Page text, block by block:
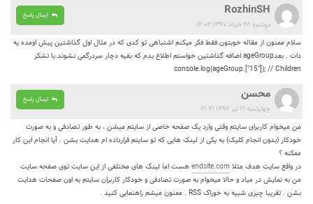
ارسال پاسخ RozhinSH
دوشنبه ۲۸ خرداد ۱۳۹۷ ۱۲:۰۳
سلام ممنون از مقاله خوبتون.فقط فکر میکنم اشتباهی تو کدی که در مثال اول گذاشتین پیش اومده یه
دات . بعدageGroup اضافه گذاشتین خواستم اطلاع بدم که بقیه دچار سردرگمی نشوند.با تشکر
console.log(ageGroup.["15"]); // Children
ارسال پاسخ محسن
چهارشنبه ۲۱ تیر ۱۳۹۶ ۲۱:۳۱
من میخوام کاربرای سایتم وقتی وارد یک صفحه خاصی از سایتم میشن ، به طور تصادفی و به صورت
خودکار (بدون انجام کلیک) به یکی از لینک هایی که تو سایتم قرارداده ام هدایت بشن . آیا انجام این کار
ممکنه ؟
در واقع سایت هدف مثلا endsite.com هست اما لینک های مختلفی از این سایت توی صفحه سایت
من به نمایش در میاد و حالا میخوام به صورت تصادفی و خودکار کاربران سایتم به اون صفحات هدایت
بشن . تقریبا چیزی شبیه به خوراک RSS . ممنون میشم راهنمایی کنید .